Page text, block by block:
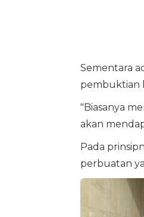
Sementara
pembuktian
"Biasanya
akan
Pada
perbuatan